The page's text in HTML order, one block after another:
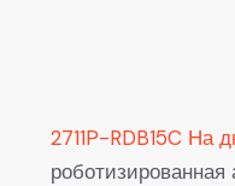
2711P-RDB15C На